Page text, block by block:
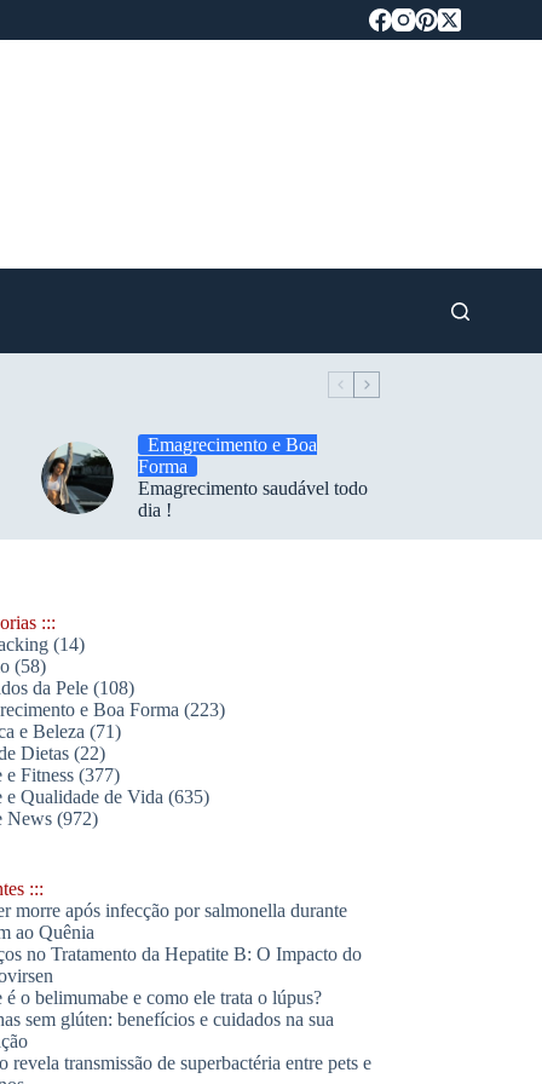
Emagrecimento e Boa
Forma
Emagrecimento saudável todo
dia !
:::
(14)
(58)
da Pele(108)
e Boa Forma (223)
e Beleza (71)
Dietas(22)
e Fitness(377)
e Qualidade de Vida (635)
News(972)
:::
morre após infecção por salmonella durante
ao Quênia
no Tratamento da Hepatite B: O Impacto do
é o belimumabe e como ele trata o lúpus?
sem glúten: benefícios e cuidados na sua
revela transmissão de superbactéria entre pets e